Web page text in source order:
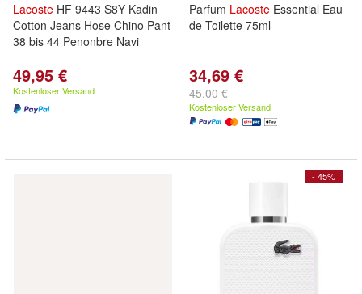
Lacoste HF 9443 S8Y Kadin
Cotton Jeans Hose Chino Pant
38 bis 44 Penonbre Navi
49,95 €
Kostenloser Versand
Parfum Lacoste Essential Eau
de Toilette 75ml
34,69 €
45,00 €
Kostenloser Versand
- 45%